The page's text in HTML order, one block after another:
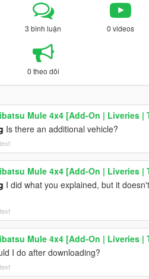
3 bình luận 0 videos
0 theo dõi
Mule 4x4 [Add-On | Liveries |
Is there an additional vehicle?
Mule 4x4 [Add-On | Liveries |
I did what you explained, but it
Mule 4x4 [Add-On | Liveries |
I do after downloading?